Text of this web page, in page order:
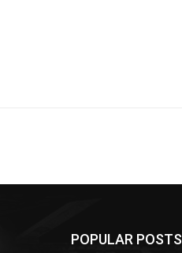
POPULAR POSTS